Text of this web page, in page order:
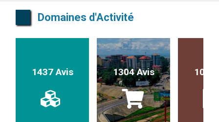
Domaines d'Activité
1437 Avis 1304 Avis 1017